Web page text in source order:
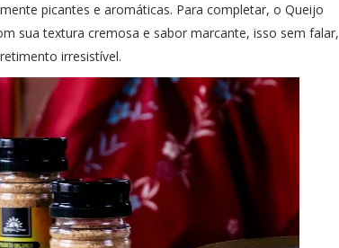
picantes e aromáticas. Para completar, o Queijo
sua textura cremosa e sabor marcante, isso sem falar,
irresistível.